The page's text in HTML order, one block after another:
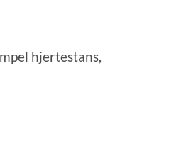
hjertestans,